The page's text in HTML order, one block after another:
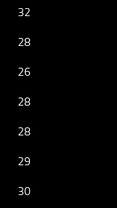
32
28
26
28
28
29
30